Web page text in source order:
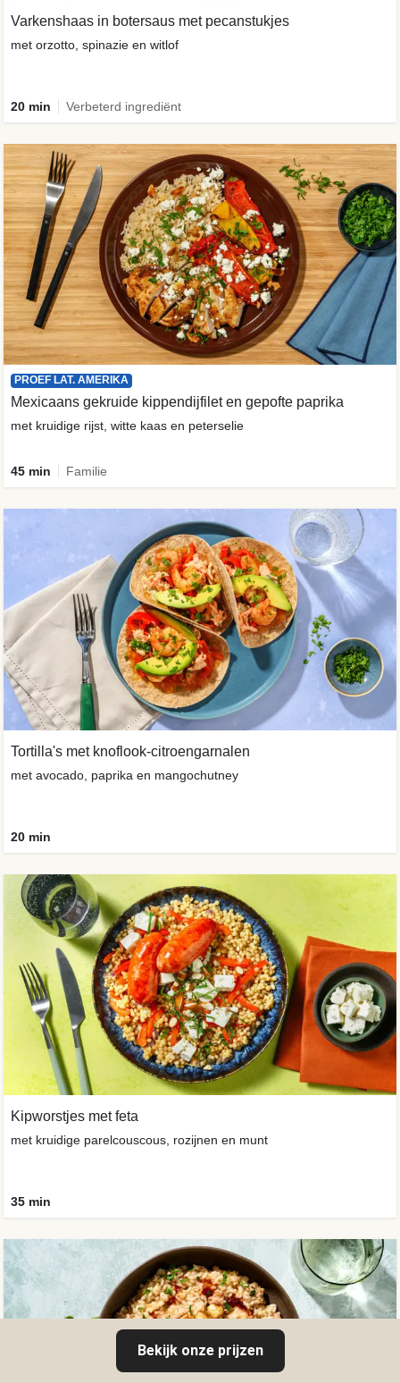
Varkenshaas in botersaus met pecanstukjes
met orzotto, spinazie en witlof
20 min Verbeterd ingrediënt
PROEF LAT. AMERIKA
Mexicaans gekruide kippendijfilet en gepofte paprika
met kruidige rijst, witte kaas en peterselie
45 min Familie
Tortilla's met knoflook-citroengarnalen
met avocado, paprika en mangochutney
20 min
Kipworstjes met feta
met kruidige parelcouscous, rozijnen en munt
35 min
Bekijk onze prijzen